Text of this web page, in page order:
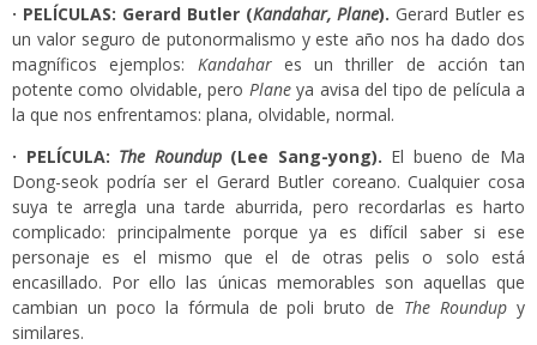
· PELÍCULAS: Gerard Butler (Kandahar, Plane). Gerard Butler es
un valor seguro de putonormalismo y este año nos ha dado dos
magníficos ejemplos: Kandahar es un thriller de acción tan
potente como olvidable, pero Planeya avisa del tipo de película a
la que nos enfrentamos: plana, olvidable, normal.
· PELÍCULA: The Roundup(Lee Sang-yong). El bueno de Ma
Dong-seok podría ser el Gerard Butler coreano. Cualquier cosa
suya te arregla una tarde aburrida, pero recordarlas es harto
complicado: principalmente porque ya es difícil saber si ese
personaje es el mismo que el de otras pelis o solo está
encasillado. Por ello las únicas memorables son aquellas que
cambian un poco la fórmula de poli bruto de The Roundupy
similares.